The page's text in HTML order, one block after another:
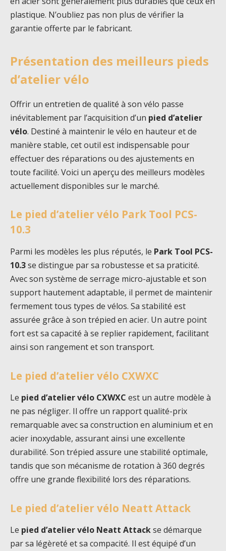
plastique. N’oubliez pas non plus de vérifier la
garantie offerte par le fabricant.
Présentation des meilleurs pieds
d’atelier vélo
Offrir un entretien de qualité à son vélo passe
inévitablement par l’acquisition d’un pied d’atelier
vélo. Destiné à maintenir le vélo en hauteur et de
manière stable, cet outil est indispensable pour
effectuer des réparations ou des ajustements en
toute facilité. Voici un aperçu des meilleurs modèles
actuellement disponibles sur le marché.
Le pied d’atelier vélo Park Tool PCS-
10.3
Parmi les modèles les plus réputés, le Park Tool PCS-
10.3se distingue par sa robustesse et sa praticité.
Avec son système de serrage micro-ajustable et son
support hautement adaptable, il permet de maintenir
fermement tous types de vélos. Sa stabilité est
assurée grâce à son trépied en acier. Un autre point
fort est sa capacité à se replier rapidement, facilitant
ainsi son rangement et son transport.
Le pied d’atelier vélo CXWXC
Le pied d’atelier vélo CXWXC est un autre modèle à
ne pas négliger. Il offre un rapport qualité-prix
remarquable avec sa construction en aluminium et en
acier inoxydable, assurant ainsi une excellente
durabilité. Son trépied assure une stabilité optimale,
tandis que son mécanisme de rotation à 360 degrés
offre une grande flexibilité lors des réparations.
Le pied d’atelier vélo Neatt Attack
Le pied d’atelier vélo Neatt Attackse démarque
par sa légèreté et sa compacité. Il est équipé d’un